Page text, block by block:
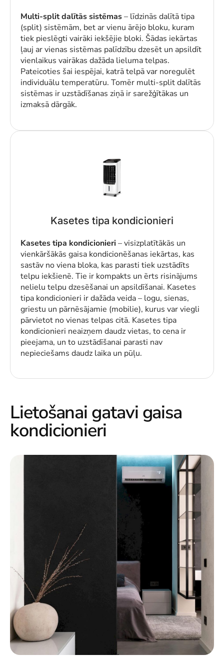
Multi-split dalītās sistēmas– līdzinās dalītā tipa
(split) sistēmām, bet ar vienu ārējo bloku, kuram
tiek pieslēgti vairāki iekšējie bloki. Šādas iekārtas
ļauj ar vienas sistēmas palīdzību dzesēt un apsildīt
vienlaikus vairākas dažāda lieluma telpas.
Pateicoties šai iespējai, katrā telpā var noregulēt
individuālu temperatūru. Tomēr multi-split dalītās
sistēmas ir uzstādīšanas ziņā ir sarežģītākas un
izmaksā dārgāk.
Kasetes tipa kondicionieri
Kasetes tipa kondicionieri– visizplatītākās un
vienkāršākās gaisa kondicionēšanas iekārtas, kas
sastāv no viena bloka, kas parasti tiek uzstādīts
telpu iekšienē. Tie ir kompakts un ērts risinājums
nelielu telpu dzesēšanai un apsildīšanai. Kasetes
tipa kondicionieri ir dažāda veida – logu, sienas,
griestu un pārnēsājamie (mobilie), kurus var viegli
pārvietot no vienas telpas citā. Kasetes tipa
kondicionieri neaizņem daudz vietas, to cena ir
pieejama, un to uzstādīšanai parasti nav
nepieciešams daudz laika un pūļu.
Lietošanai gatavi gaisa
kondicionieri